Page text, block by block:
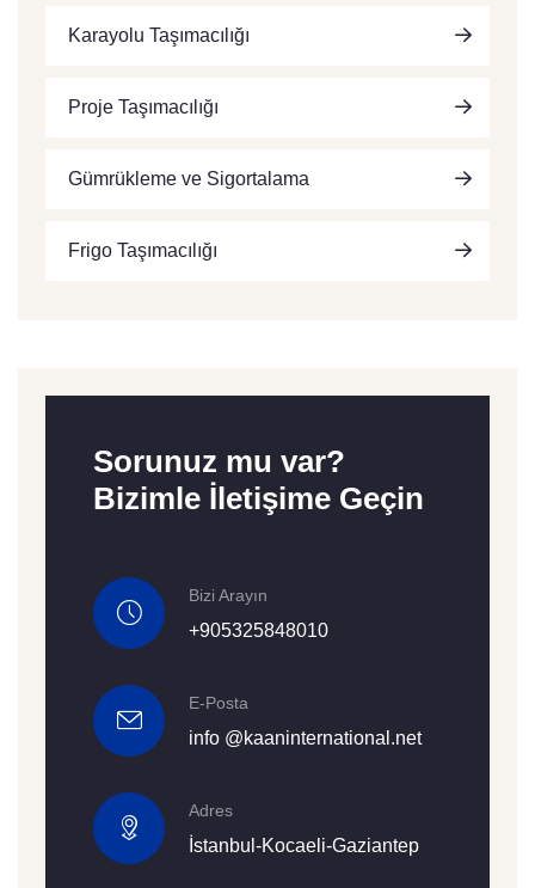
Karayolu Taşımacılığı
Proje Taşımacılığı
Gümrükleme ve Sigortalama
Frigo Taşımacılığı
Sorunuz mu var?
Bizimle İletişime Geçin
Bizi Arayın
+905325848010
E-Posta
info @kaaninternational.net
Adres
İstanbul-Kocaeli-Gaziantep